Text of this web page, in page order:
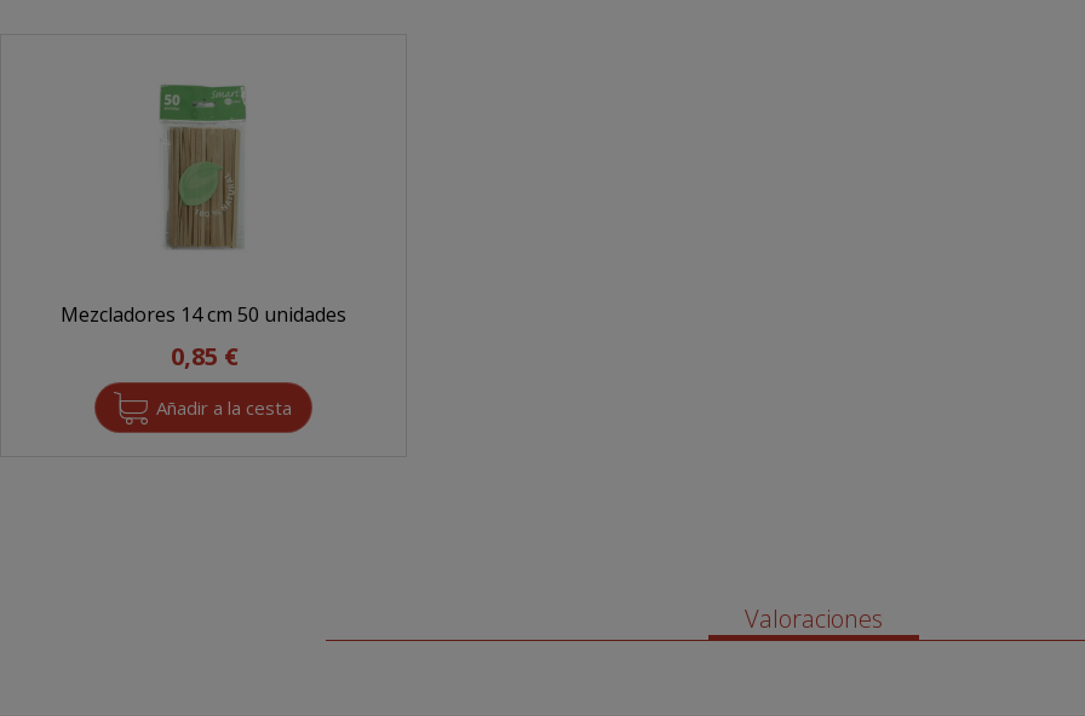
Mezcladores 14 cm 50 unidades
0,85 €
Valoraciones